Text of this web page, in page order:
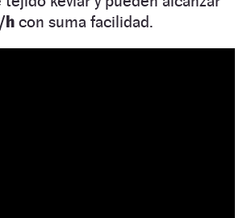
h con suma facilidad.